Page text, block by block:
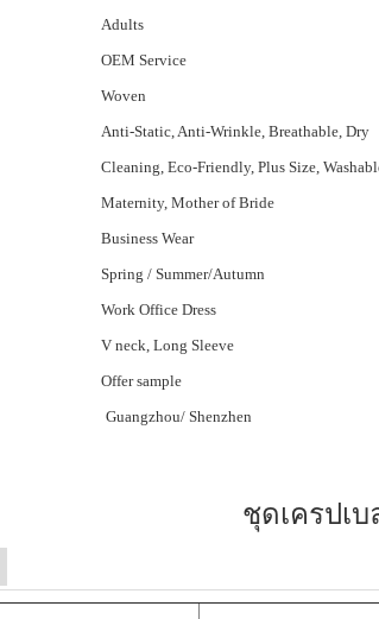
Adults
OEM Service
Woven
Anti-Static, Anti-Wrinkle, Breathable, Dry
Cleaning, Eco-Friendly, Plus Size,
Maternity, Mother of Bride
Business Wear
Spring / Summer/Autumn
Work Office Dress
V neck, Long Sleeve
Offer sample
Guangzhou/ Shenzhen
ชุดเครปเ